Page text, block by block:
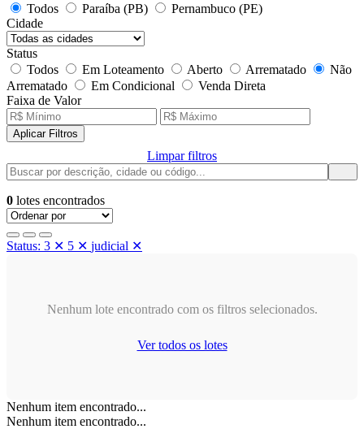
Todos
Paraíba (PB)
Pernambuco (PE)
Cidade
Status
Todos
Em Loteamento Aberto Arrematado
Não
Arrematado
Em Condicional
Venda Direta
Faixa de Valor
Aplicar Filtros
Limpar filtros
0 lotes encontrados
Status: 3 ✕ 5 ✕ judicial ✕
Nenhum lote encontrado com os filtros selecionados.
Ver todos os lotes
Nenhum item encontrado...
Nenhum item encontrado...